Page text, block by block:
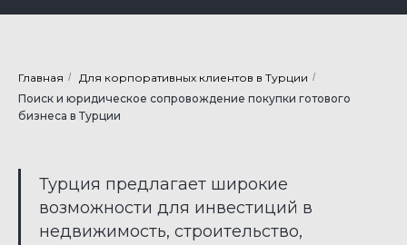
Главная / Для корпоративных клиентов в Турции /
Поиск и юридическое сопровождение покупки готового
бизнеса в Турции
Турция предлагает широкие
возможности для инвестиций в
недвижимость, строительство,